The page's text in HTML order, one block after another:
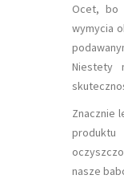
Ocet, bo
wymycia
Niestety
Znacznie
nasze